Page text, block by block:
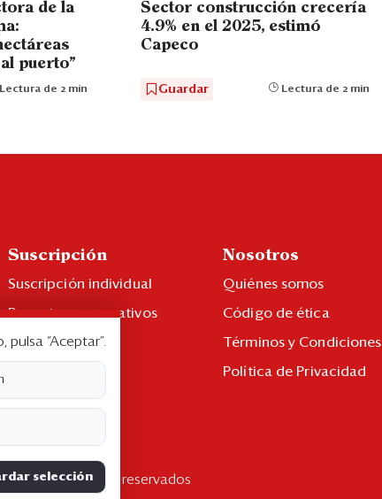
de la
puerto”
de 2 min
Sector construcción crecería
4.9% en el 2025, estimó
Capeco
Guardar Lectura de 2 min
Suscripción
Suscripción individual
Paquetes corporativos
Edición Impresa
Nosotros
Quiénes somos
Código de ética
Términos y Condiciones
Política de Privacidad
los derechos reservados
“Aceptar”.
selección